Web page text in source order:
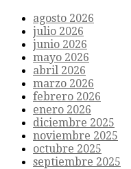
agosto 2026
julio 2026
junio 2026
mayo 2026
abril 2026
marzo 2026
febrero 2026
enero 2026
diciembre 2025
noviembre 2025
octubre 2025
septiembre 2025